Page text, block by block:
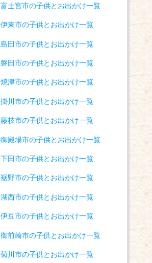
富士宮市の子供とお出かけ一覧
伊東市の子供とお出かけ一覧
島田市の子供とお出かけ一覧
磐田市の子供とお出かけ一覧
焼津市の子供とお出かけ一覧
掛川市の子供とお出かけ一覧
藤枝市の子供とお出かけ一覧
御殿場市の子供とお出かけ一覧
下田市の子供とお出かけ一覧
裾野市の子供とお出かけ一覧
湖西市の子供とお出かけ一覧
伊豆市の子供とお出かけ一覧
御前崎市の子供とお出かけ一覧
菊川市の子供とお出かけ一覧